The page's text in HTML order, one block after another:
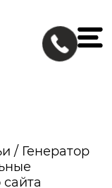
/ Генератор